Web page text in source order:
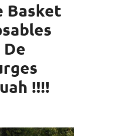
Basket
!!!!